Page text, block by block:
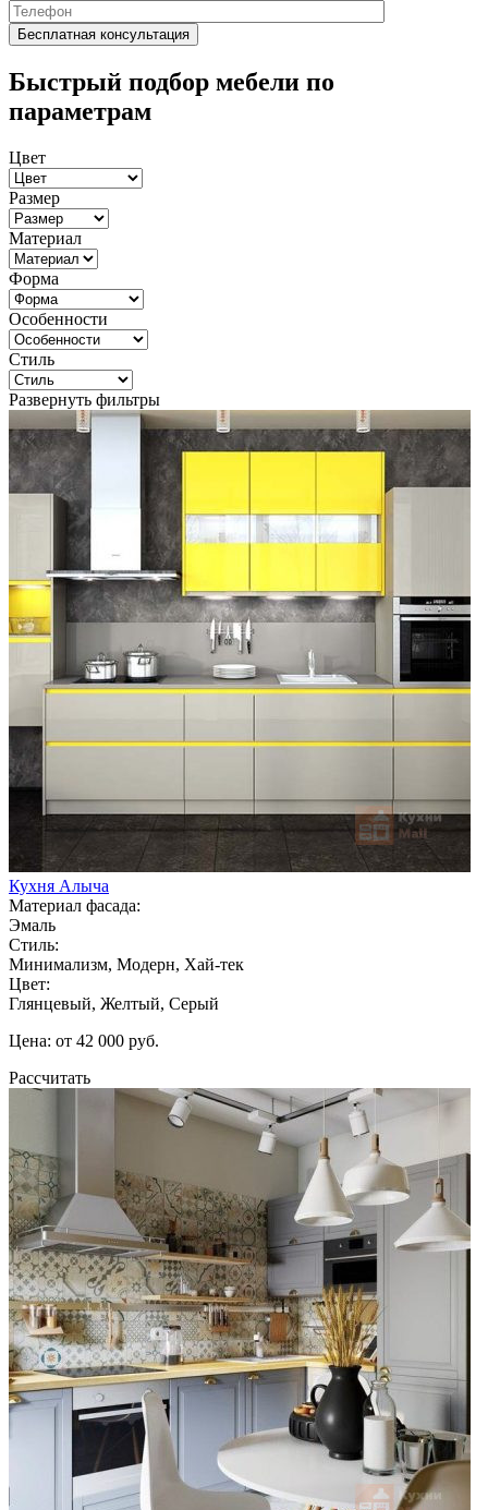
Быстрый подбор мебели по
параметрам
Цвет
Размер
Материал
Форма
Особенности
Стиль
Развернуть фильтры
Кухня Алыча
Материал фасада:
Эмаль
Стиль:
Минимализм, Модерн, Хай-тек
Цвет:
Глянцевый, Желтый, Серый
Цена: от 42 000 руб.
Рассчитать